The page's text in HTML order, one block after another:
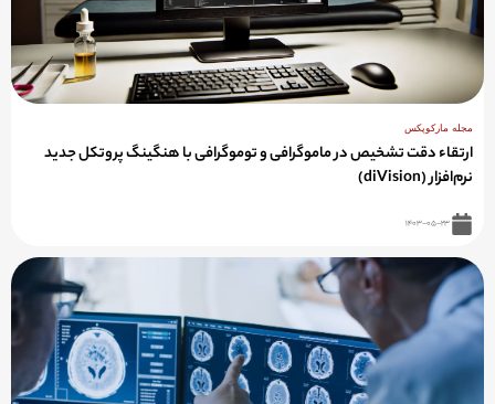
مجله مارکوپکس
ارتقاء دقت تشخیص در ماموگرافی و توموگرافی با هنگینگ پروتکل جدید
نرم‌افزار (diVision)